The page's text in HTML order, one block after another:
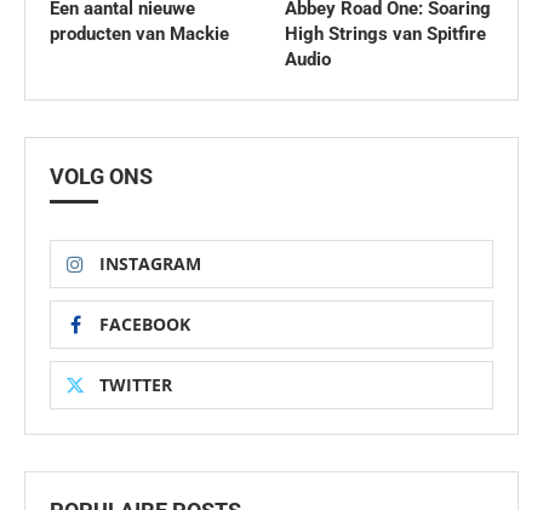
Een aantal nieuwe
producten van Mackie
Abbey Road One: Soaring
High Strings van Spitfire
Audio
VOLG ONS
INSTAGRAM
FACEBOOK
TWITTER